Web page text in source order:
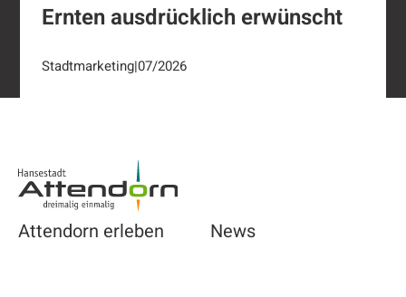
Ernten ausdrücklich erwünscht
Stadtmarketing|07/2026
Attendorn erleben News